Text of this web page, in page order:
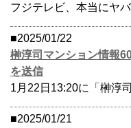
フジテレビ、本当にヤ
■2025/01/22
榊淳司マンション情報
を送信
1月22日13:20に「榊淳
■2025/01/21